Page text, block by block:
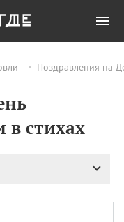
Поздравления на
в стихах
Все
памяти жертв